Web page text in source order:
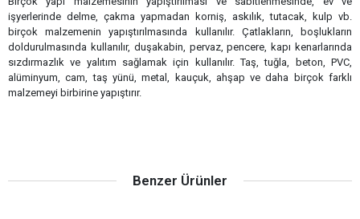
işyerlerinde delme, çakma yapmadan korniş, askılık, tutacak, kulp vb.
birçok malzemenin yapıştırılmasında kullanılır. Çatlakların, boşlukların
doldurulmasında kullanılır, duşakabin, pervaz, pencere, kapı kenarlarında
sızdırmazlık ve yalıtım sağlamak için kullanılır. Taş, tuğla, beton, PVC,
alüminyum, cam, taş yünü, metal, kauçuk, ahşap ve daha birçok farklı
malzemeyi birbirine yapıştırır.
Benzer Ürünler